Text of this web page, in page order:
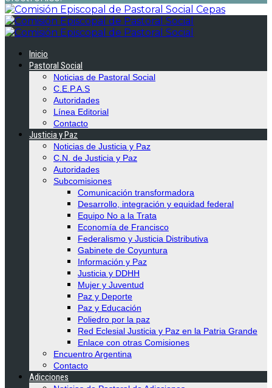
Cepas
Inicio
Pastoral Social
Noticias de Pastoral Social
C.E.P.A.S
Autoridades
Línea Editorial
Contacto
Justicia y Paz
Noticias de Justicia y Paz
C.N. de Justicia y Paz
Autoridades
Subcomisiones
Comunicación transformadora
Desarrollo, integración y equidad federal
Equipo No a la Trata
Economía de Francisco
Federalismo y Justicia Distributiva
Gabinete de Coyuntura
Información y Paz
Justicia y DDHH
Mujer y Juventud
Paz y Deporte
Paz y Educación
Poliedro por la paz
Red Eclesial Justicia y Paz en la Patria Grande
Enlace con otras Comisiones
Encuentro Argentina
Contacto
Adicciones